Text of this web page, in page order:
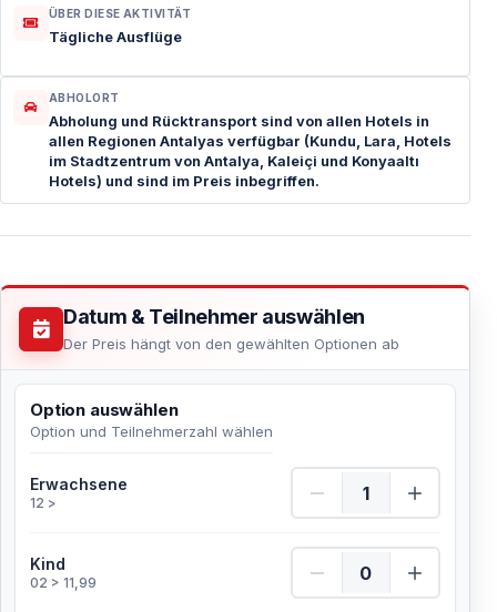
ÜBER DIESE AKTIVITÄT
Tägliche Ausflüge
ABHOLORT
Abholung und Rücktransport sind von allen Hotels in
allen Regionen Antalyas verfügbar (Kundu, Lara, Hotels
im Stadtzentrum von Antalya, Kaleiçi und Konyaaltı
Hotels) und sind im Preis inbegriffen.
Datum & Teilnehmer auswählen
Der Preis hängt von den gewählten Optionen ab
Option auswählen
Option und Teilnehmerzahl wählen
Erwachsene
12 >
Erwachsene Menge
Kind
02 > 11,99
Kind Menge